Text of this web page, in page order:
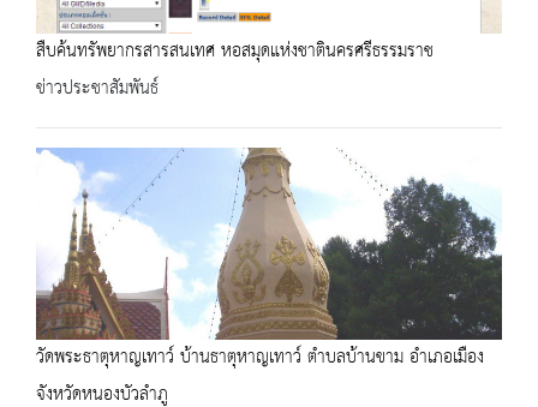
สืบค้นทรัพยากรสารสนเทศ หอสมุดแห่งชาตินครศรีธรรมราช
ข่าวประชาสัมพันธ์
วัดพระธาตุหาญเทาว์ บ้านธาตุหาญเทาว์ ตำบลบ้านขาม อำเภอเมือง
จังหวัดหนองบัวลำภู